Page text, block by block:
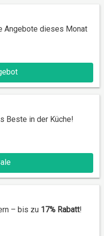
Angebote dieses Monat
Beste in der Küche!
– bis zu 17% Rabatt!